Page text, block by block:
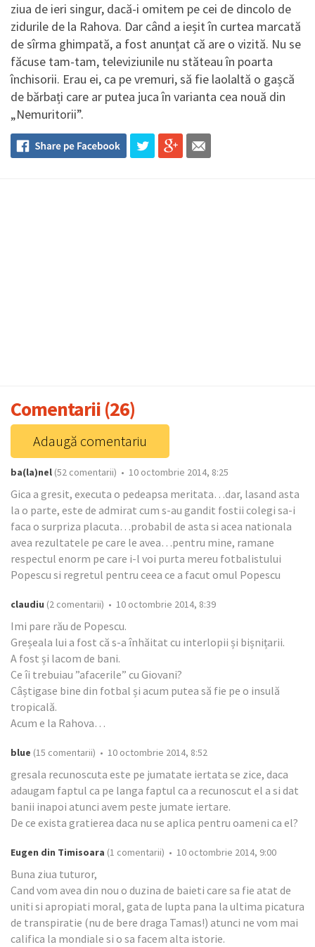
ziua de ieri singur, dacă-i omitem pe cei de dincolo de
zidurile de la Rahova. Dar când a ieșit în curtea marcată
de sîrma ghimpată, a fost anunțat că are o vizită. Nu se
făcuse tam-tam, televiziunile nu stăteau în poarta
închisorii. Erau ei, ca pe vremuri, să fie laolaltă o gașcă
de bărbați care ar putea juca în varianta cea nouă din
„Nemuritorii”.
Comentarii (26)
Adaugă comentariu
ba(la)nel (52 comentarii) • 10 octombrie 2014, 8:25
Gica a gresit, executa o pedeapsa meritata…dar, lasand asta
la o parte, este de admirat cum s-au gandit fostii colegi sa-i
faca o surpriza placuta…probabil de asta si acea nationala
avea rezultatele pe care le avea…pentru mine, ramane
respectul enorm pe care i-l voi purta mereu fotbalistului
Popescu si regretul pentru ceea ce a facut omul Popescu
claudiu (2 comentarii) • 10 octombrie 2014, 8:39
Imi pare rău de Popescu.
Greșeala lui a fost că s-a înhăitat cu interlopii și bișnițarii.
A fost și lacom de bani.
Ce îi trebuiau ”afacerile” cu Giovani?
Câștigase bine din fotbal și acum putea să fie pe o insulă
tropicală.
Acum e la Rahova…
blue (15 comentarii) • 10 octombrie 2014, 8:52
gresala recunoscuta este pe jumatate iertata se zice, daca
adaugam faptul ca pe langa faptul ca a recunoscut el a si dat
banii inapoi atunci avem peste jumate iertare.
De ce exista gratierea daca nu se aplica pentru oameni ca el?
Eugen din Timisoara (1 comentarii) • 10 octombrie 2014, 9:00
Buna ziua tuturor,
Cand vom avea din nou o duzina de baieti care sa fie atat de
uniti si apropiati moral, gata de lupta pana la ultima picatura
de transpiratie (nu de bere draga Tamas!) atunci ne vom mai
califica la mondiale si o sa facem alta istorie.